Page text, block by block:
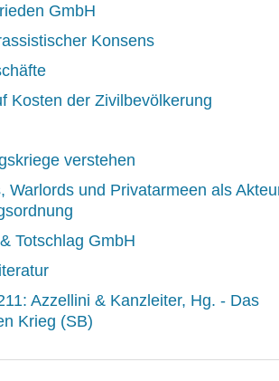
GmbH
Konsens
Kosten der Zivilbevölkerung
verstehen
Warlords und Privatarmeen als
Totschlag GmbH
Azzellini & Kanzleiter, Hg. - Das
Krieg (SB)